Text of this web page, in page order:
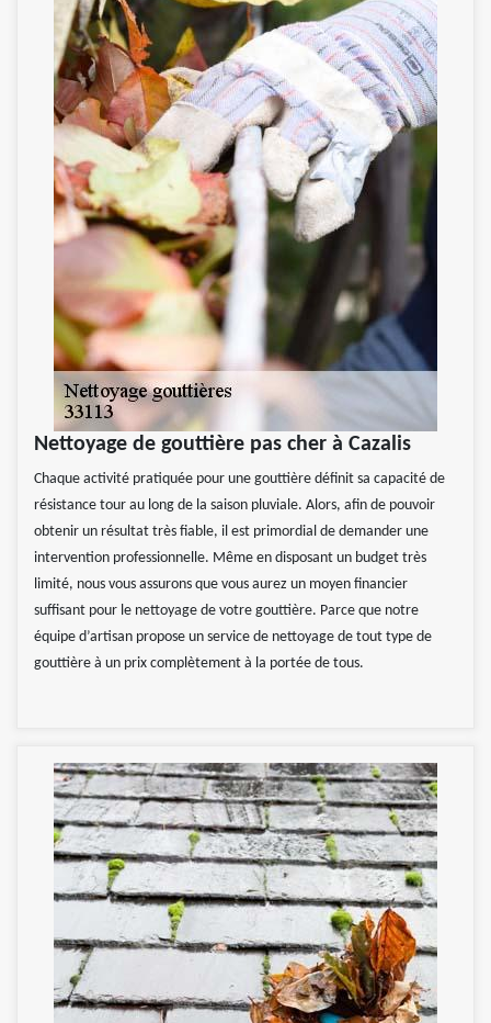
Nettoyage de gouttière pas cher à Cazalis
Chaque activité pratiquée pour une gouttière définit sa capacité de
résistance tour au long de la saison pluviale. Alors, afin de pouvoir
obtenir un résultat très fiable, il est primordial de demander une
intervention professionnelle. Même en disposant un budget très
limité, nous vous assurons que vous aurez un moyen financier
suffisant pour le nettoyage de votre gouttière. Parce que notre
équipe d’artisan propose un service de nettoyage de tout type de
gouttière à un prix complètement à la portée de tous.